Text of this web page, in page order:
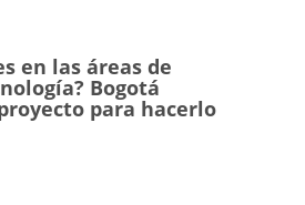
en las áreas de
Bogotá
para hacerlo